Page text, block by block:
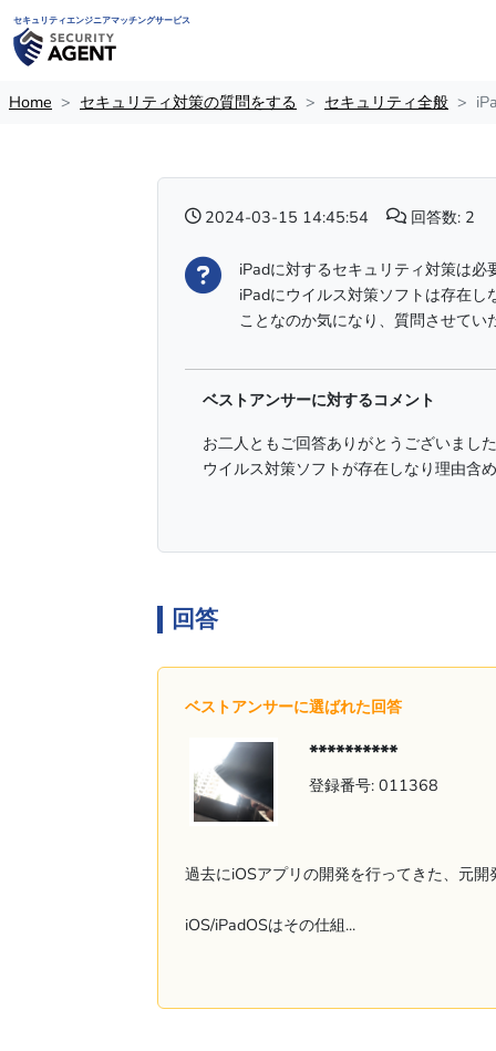
セキュリティエンジニアマッチングサービス
Home セキュリティ対策の質問をする セキュリティ全般
2024-03-15 14:45:54 回答数: 2
iPadに対するセキュリティ対策は必
iPadにウイルス対策ソフトは存在
ことなのか気になり、質問させてい
ベストアンサーに対するコメント
お二人ともご回答ありがとうございまし
ウイルス対策ソフトが存在しなり理由含
回答
ベストアンサーに選ばれた回答
**********
登録番号: 011368
過去にiOSアプリの開発を行ってきた、元
iOS/iPadOSはその仕組...